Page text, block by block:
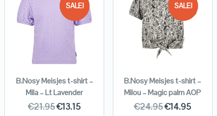
SALE!
B.Nosy Meisjes t-shirt –
Mila – Lt Lavender
€21.95€13.15
SALE!
B.Nosy Meisjes t-shirt –
Milou – Magic palm AOP
€24.95€14.95